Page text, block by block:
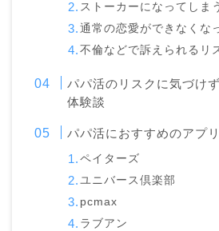
ストーカーになってしま
通常の恋愛ができなくな
不倫などで訴えられるリ
パパ活のリスクに気づけ
体験談
パパ活におすすめのアプリ
ペイターズ
ユニバース倶楽部
pcmax
ラブアン